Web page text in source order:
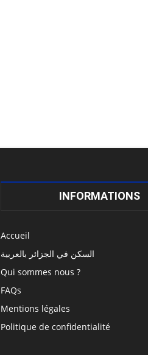
INFORMATIONS
Accueil
السكن في الجزائر بالعربية
Qui sommes nous ?
FAQs
Mentions légales
Politique de confidentialité